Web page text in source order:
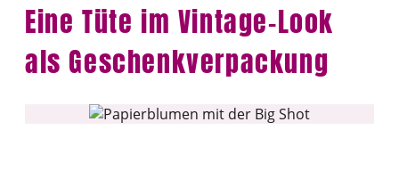
Eine Tüte im Vintage-Look
als Geschenkverpackung